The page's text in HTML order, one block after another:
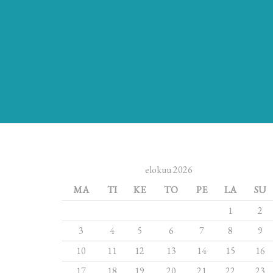
elokuu 2026
MA
TI KE TO PE LA
SU
1
2
3
4 5 6 7 8
9
10
11 12 13 14 15
16